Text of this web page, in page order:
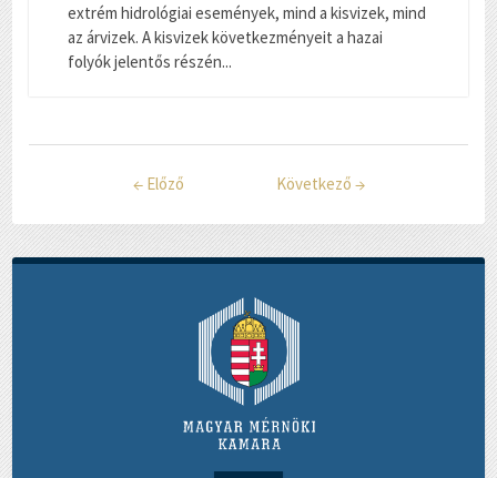
extrém hidrológiai események, mind a kisvizek, mind
az árvizek. A kisvizek következményeit a hazai
folyók jelentős részén...
← Előző Következő →